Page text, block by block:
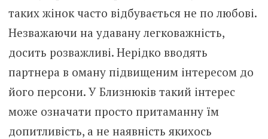
таких жінок часто відбувається не по любові.
Незважаючи на удавану легковажність,
досить розважливі. Нерідко вводять
партнера в оману підвищеним інтересом до
його персони. У Близнюків такий інтерес
може означати просто притаманну їм
допитливість, а не наявність якихось